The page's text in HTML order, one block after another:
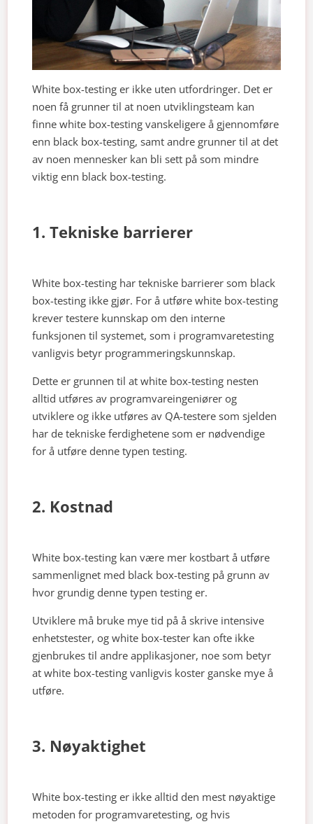
White box-testing er ikke uten utfordringer. Det er
noen få grunner til at noen utviklingsteam kan
finne white box-testing vanskeligere å gjennomføre
enn black box-testing, samt andre grunner til at det
av noen mennesker kan bli sett på som mindre
viktig enn black box-testing.
1. Tekniske barrierer
White box-testing har tekniske barrierer som black
box-testing ikke gjør. For å utføre white box-testing
krever testere kunnskap om den interne
funksjonen til systemet, som i programvaretesting
vanligvis betyr programmeringskunnskap.
Dette er grunnen til at white box-testing nesten
alltid utføres av programvareingeniører og
utviklere og ikke utføres av QA-testere som sjelden
har de tekniske ferdighetene som er nødvendige
for å utføre denne typen testing.
2. Kostnad
White box-testing kan være mer kostbart å utføre
sammenlignet med black box-testing på grunn av
hvor grundig denne typen testing er.
Utviklere må bruke mye tid på å skrive intensive
enhetstester, og white box-tester kan ofte ikke
gjenbrukes til andre applikasjoner, noe som betyr
at white box-testing vanligvis koster ganske mye å
utføre.
3. Nøyaktighet
White box-testing er ikke alltid den mest nøyaktige
metoden for programvaretesting, og hvis